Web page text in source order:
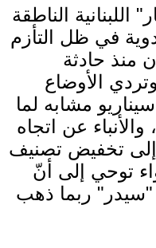
الناطقة
في ظل التأزم
منذ حادثة
وتردي الأوضاع
مشابه لما
عن اتجاه
إلى تخفيض تصنيف
توحي إلى أنّ
"سيدر" ربما ذهب